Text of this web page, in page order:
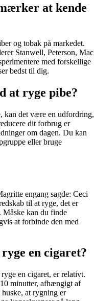
at kende
og tobak på markedet.
Stanwell, Peterson, Mac
med forskellige
bedst til dig.
at ryge pibe?
kan det være en udfordring,
dit forbrug er
om dagen. Du kan
eller bruge
engang sagde: Ceci
til at ryge, det er
Måske kan du finde
at forbinde den med
en cigaret?
en cigaret, er relativt.
minutter, afhængigt af
at rygning er